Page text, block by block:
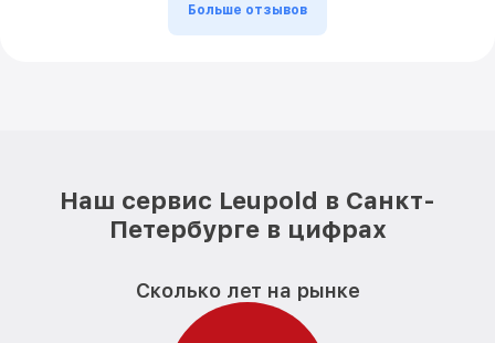
Больше отзывов
Наш сервис Leupold в Санкт-
Петербурге в цифрах
Сколько лет на рынке